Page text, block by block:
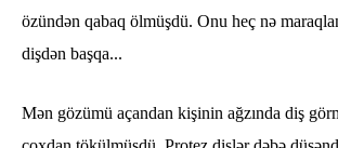
özündən qabaq ölmüşdü. Onu heç nə
dişdən başqa...
Mən gözümü açandan kişinin ağzında diş